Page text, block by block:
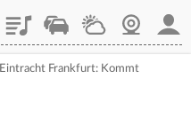
PlaylistStaupilotWetterWebcam
Eintracht Frankfurt: Kommt